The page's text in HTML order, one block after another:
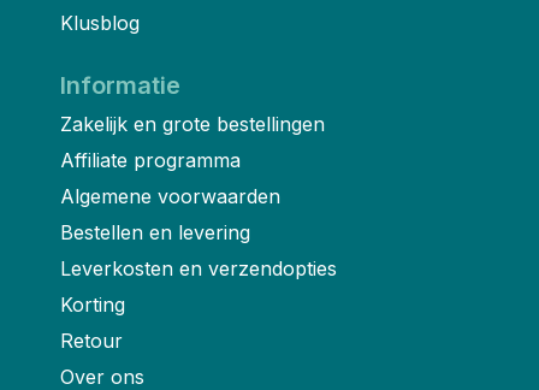
Klusblog
Informatie
Zakelijk en grote bestellingen
Affiliate programma
Algemene voorwaarden
Bestellen en levering
Leverkosten en verzendopties
Korting
Retour
Over ons